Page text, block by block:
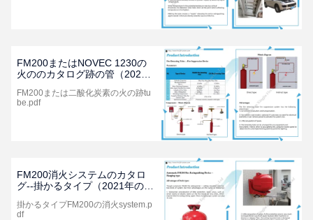
FM200またはNOVEC 1230の
火ののカタログ跡の管（2021
FM200または二酸化炭素の火の跡tu
be.pdf
FM200消火システムのカタロ
グ--掛かるタイプ（2021年の
掛かるタイプFM200の消火system.p
df